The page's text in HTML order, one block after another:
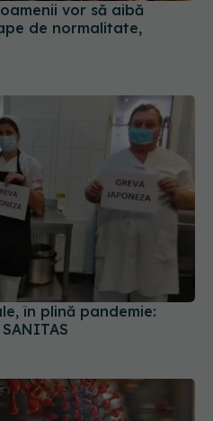
vor să aibă
de normalitate,
în plină pandemie: